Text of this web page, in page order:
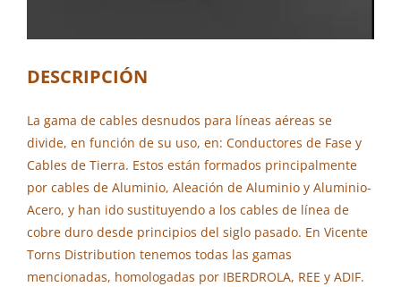
DESCRIPCIÓN
La gama de cables desnudos para líneas aéreas se
divide, en función de su uso, en: Conductores de Fase y
Cables de Tierra. Estos están formados principalmente
por cables de Aluminio, Aleación de Aluminio y Aluminio-
Acero, y han ido sustituyendo a los cables de línea de
cobre duro desde principios del siglo pasado. En Vicente
Torns Distribution tenemos todas las gamas
mencionadas, homologadas por IBERDROLA, REE y ADIF.